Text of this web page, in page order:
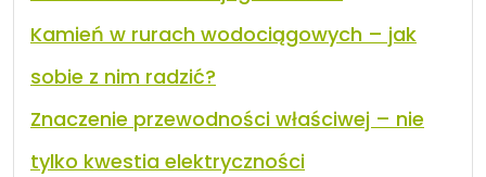
Kamień w rurach wodociągowych – jak
sobie z nim radzić?
Znaczenie przewodności właściwej – nie
tylko kwestia elektryczności